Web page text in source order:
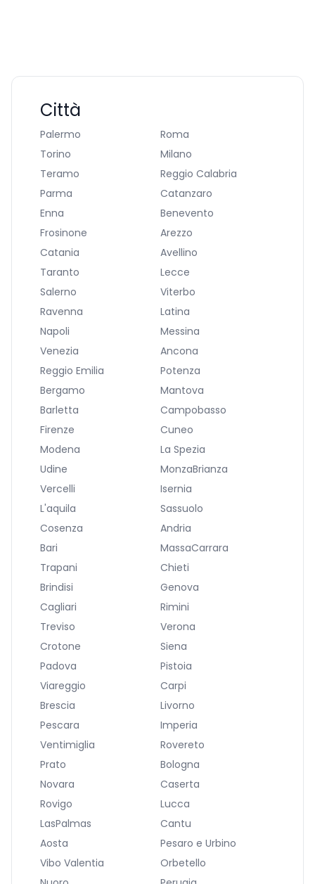
Città
Palermo
Roma
Torino
Milano
Teramo
Reggio Calabria
Parma
Catanzaro
Enna
Benevento
Frosinone
Arezzo
Catania
Avellino
Taranto
Lecce
Salerno
Viterbo
Ravenna
Latina
Napoli
Messina
Venezia
Ancona
Reggio Emilia
Potenza
Bergamo
Mantova
Barletta
Campobasso
Firenze
Cuneo
Modena
La Spezia
Udine
MonzaBrianza
Vercelli
Isernia
L'aquila
Sassuolo
Cosenza
Andria
Bari
MassaCarrara
Trapani
Chieti
Brindisi
Genova
Cagliari
Rimini
Treviso
Verona
Crotone
Siena
Padova
Pistoia
Viareggio
Carpi
Brescia
Livorno
Pescara
Imperia
Ventimiglia
Rovereto
Prato
Bologna
Novara
Caserta
Rovigo
Lucca
LasPalmas
Cantu
Aosta
Pesaro e Urbino
Vibo Valentia
Orbetello